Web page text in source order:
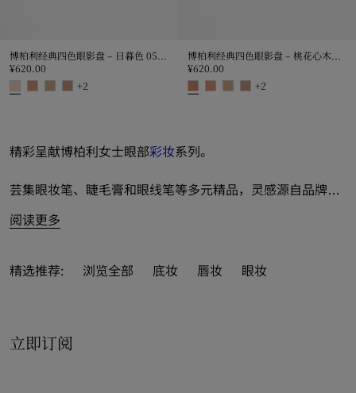
精彩呈献博柏利女士眼部彩妆系列。
芸集眼妆笔、睫毛膏和眼线笔等多元精品，灵感源自品牌典
纷品牌典藏色调；亦推出博柏利卷翘密扇猫眼睫毛膏，轻松
阅读更多
¥620.00
+2
¥620.00
+2
精选推荐: 浏览全部 底妆 唇妆 眼妆
立即订阅